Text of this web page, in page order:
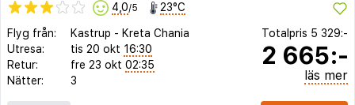
4,0/5 23°C
Flyg från: Kastrup - Kreta Chania
Utresa:
tis 20 okt 16:30
Retur:
fre 23 okt 02:35
Nätter:
3
Totalpris 5 329:-
2 665:-
läs mer